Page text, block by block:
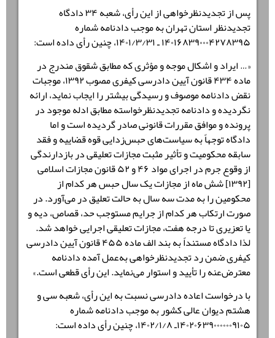
پس از تجدیدنظرخواهی از این رأی، شعبه ۳۴ دادگاه
تجدیدنظر استان تهران به موجب دادنامه شماره
۱۴۰۱۶۸۳۹۰۰۰۴۲۷۸۳۹۵ ـ ۱۴۰۱/۳/۳۱، چنین رأی داده است:
«… ایراد و اشکال موجه و مؤثری که مطابق شقوق مندرج در
ماده ۴۳۴ قانون آیین دادرسی کیفری مصوب ۱۳۹۲، موجبات
نقض دادنامه موصوف و رسیدگی بیشتر را ایجاب نماید، ارائه
نگردیده و دادنامه تجدیدنظرخواسته مطابق ادله موجود در
پرونده و موافق مقررات قانونی صادر گردیده است و اما
دادگاه توجهاً به سیاست‌های حبس‌زدایی قوه قضاییه و فقد
سابقه محکومیت و تأثیر مثبت مجازات تعلیقی در بازدارندگی
از وقوع جرم در اجرای مواد ۴۶ و ۵۲ قانون مجازات اسلامی
[۱۳۹۲] شش ماه از مجازات یک سال حبس هر کدام از
محکومین را به مدت سه سال به حالت تعلیق در می‌آورد. در
صورت ارتکاب هر کدام از جرایم مستوجب حد، قصاص، دیه و
یا تعزیری تا درجه هفت، مجازات تعلیقی اجرایی خواهد شد.
لذا دادگاه مستنداً به بند الف ماده ۴۵۵ قانون آیین دادرسی
کیفری ضمن رد تجدیدنظرخواهی به‌عمل آمده دادنامه
معترض‌عنه را تأیید و استوار می‌نماید. این رأی قطعی است.»
با درخواست اعاده دادرسی نسبت به این رأی، شعبه سی و
هشتم دیوان عالی کشور به موجب دادنامه شماره
۱۴۰۲۰۶۳۹۰۰۰۰۰۰۹۱۰۵ـ ۱۴۰۲/۱/۸، چنین رأی داده است: